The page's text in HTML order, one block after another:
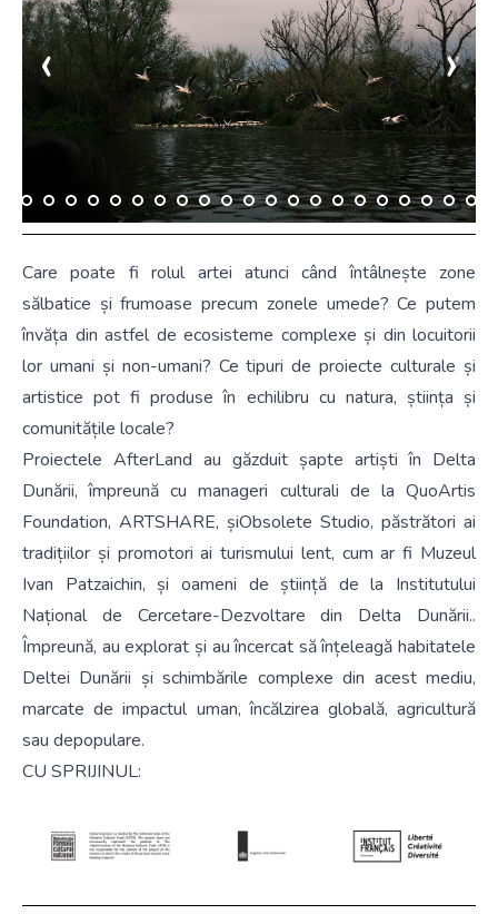
‹ ›
Care poate fi rolul artei atunci când întâlnește zone
sălbatice și frumoase precum zonele umede? Ce putem
învăța din astfel de ecosisteme complexe și din locuitorii
lor umani și non-umani? Ce tipuri de proiecte culturale și
artistice pot fi produse în echilibru cu natura, știința și
comunitățile locale?
Proiectele AfterLand au găzduit șapte artiști în Delta
Dunării, împreună cu manageri culturali de la QuoArtis
Foundation, ARTSHARE, șiObsolete Studio, păstrători ai
tradițiilor și promotori ai turismului lent, cum ar fi Muzeul
Ivan Patzaichin, și oameni de știință de la Institutului
Național de Cercetare-Dezvoltare din Delta Dunării..
Împreună, au explorat și au încercat să înțeleagă habitatele
Deltei Dunării și schimbările complexe din acest mediu,
marcate de impactul uman, încălzirea globală, agricultură
sau depopulare.
CU SPRIJINUL: